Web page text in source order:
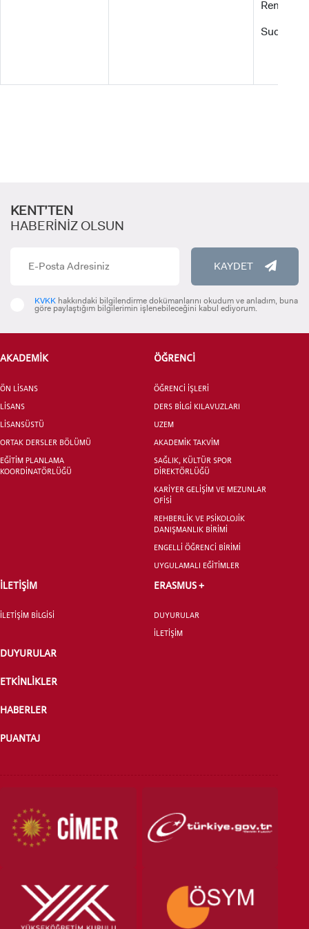
Remzi
Sude Naz
KENT’TEN
HABERİNİZ OLSUN
KAYDET
KVKK hakkındaki bilgilendirme dokümanlarını okudum ve anladım, buna
göre paylaştığım bilgilerimin işlenebileceğini kabul ediyorum.
AKADEMİK
ÖN LİSANS
LİSANS
LİSANSÜSTÜ
ORTAK DERSLER BÖLÜMÜ
EĞİTİM PLANLAMA
KOORDİNATÖRLÜĞÜ
ÖĞRENCİ
ÖĞRENCİ İŞLERİ
DERS BİLGİ KILAVUZLARI
UZEM
AKADEMİK TAKVİM
SAĞLIK, KÜLTÜR SPOR
DİREKTÖRLÜĞÜ
KARİYER GELİŞİM VE MEZUNLAR
OFİSİ
REHBERLİK VE PSİKOLOJİK
DANIŞMANLIK BİRİMİ
ENGELLİ ÖĞRENCİ BİRİMİ
UYGULAMALI EĞİTİMLER
İLETİŞİM
İLETİŞİM BİLGİSİ
ERASMUS +
DUYURULAR
İLETİŞİM
DUYURULAR
ETKİNLİKLER
HABERLER
PUANTAJ